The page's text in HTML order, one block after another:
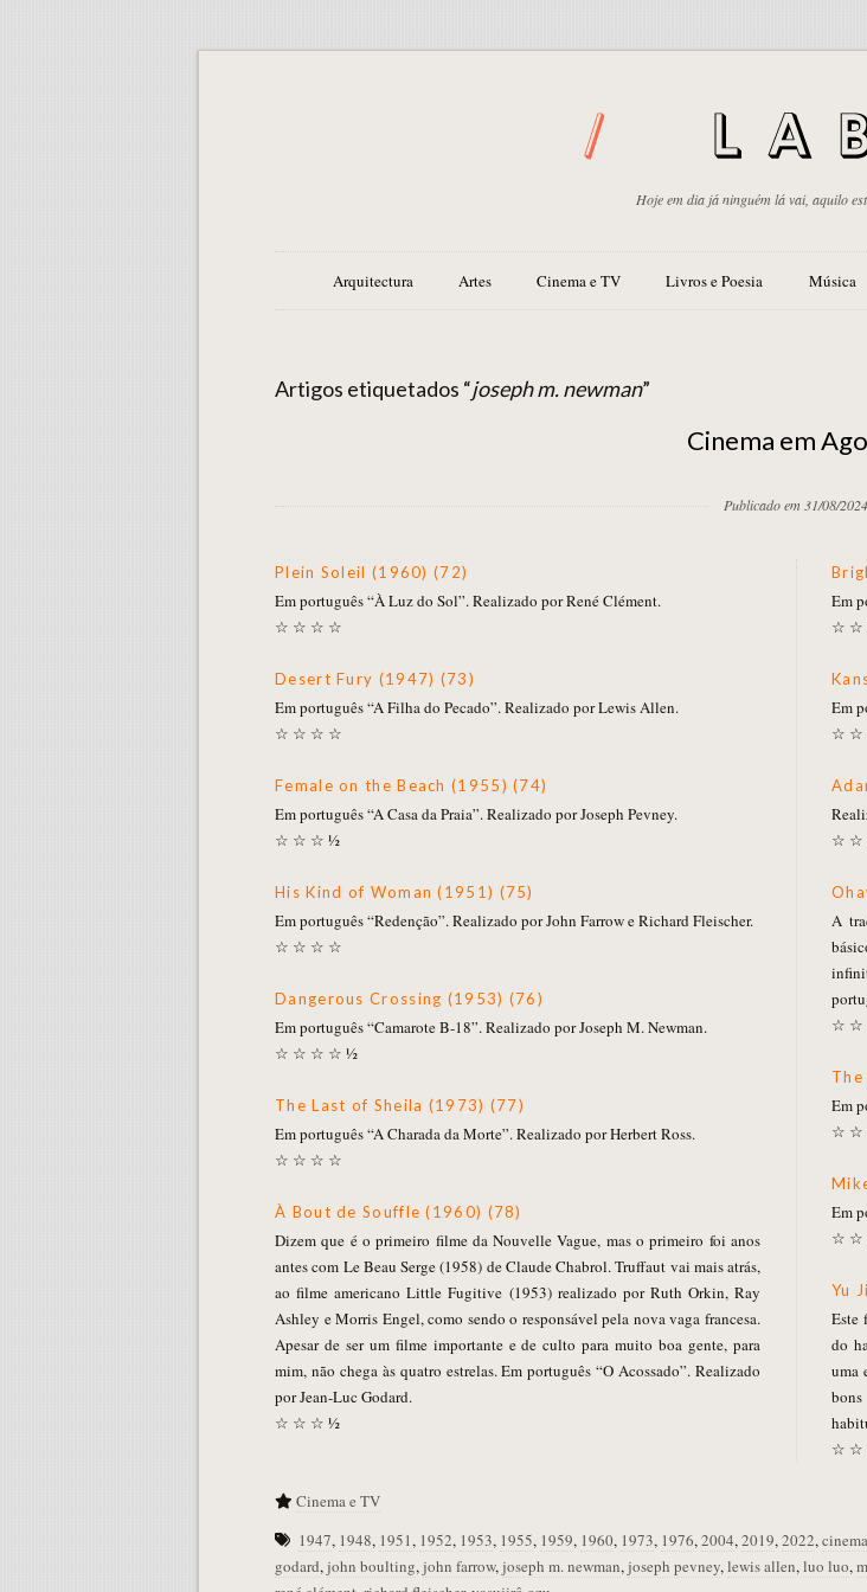
Hoje em dia já ninguém lá vai, aquilo
Arquitectura Artes Cinema e TV Livros e Poesia Música
Artigos etiquetados “joseph m. newman”
Cinema em
Publicado em 31/08/2024
Plein Soleil (1960) (72)
Em português “À Luz do Sol”. Realizado por René Clément.
☆ ☆ ☆ ☆
Desert Fury (1947) (73)
Em português “A Filha do Pecado”. Realizado por Lewis Allen.
☆ ☆ ☆ ☆
Female on the Beach (1955) (74)
Em português “A Casa da Praia”. Realizado por Joseph Pevney.
☆ ☆ ☆ ½
His Kind of Woman (1951) (75)
Em português “Redenção”. Realizado por John Farrow e Richard Fleischer.
☆ ☆ ☆ ☆
Dangerous Crossing (1953) (76)
Em português “Camarote B-18”. Realizado por Joseph M. Newman.
☆ ☆ ☆ ☆ ½
The Last of Sheila (1973) (77)
Em português “A Charada da Morte”. Realizado por Herbert Ross.
☆ ☆ ☆ ☆
À Bout de Souffle (1960) (78)
Dizem que é o primeiro filme da Nouvelle Vague, mas o primeiro foi anos
antes com Le Beau Serge (1958) de Claude Chabrol. Truffaut vai mais atrás,
ao filme americano Little Fugitive (1953) realizado por Ruth Orkin, Ray
Ashley e Morris Engel, como sendo o responsável pela nova vaga francesa.
Apesar de ser um filme importante e de culto para muito boa gente, para
mim, não chega às quatro estrelas. Em português “O Acossado”. Realizado
por Jean-Luc Godard.
☆ ☆ ☆ ½
Em
☆ ☆
Em
☆ ☆
☆ ☆
A
☆ ☆
Em
☆ ☆
Em
☆ ☆
Yu
Este
do
uma
☆ ☆
Cinema e TV
1947, 1948, 1951, 1952, 1953, 1955, 1959, 1960, 1973, 1976,2004,2019,2022,
godard,john boulting,john farrow,joseph m. newman,joseph pevney,lewis allen,luo luo,